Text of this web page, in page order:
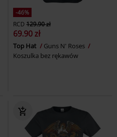
-46%
RCD 129.90 zł
69.90 zł
Top Hat
Guns N' Roses
Koszulka bez rękawów